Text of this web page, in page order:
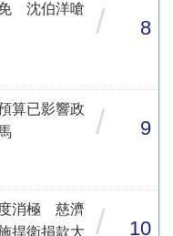
免 沈伯洋嗆
/ 8
算已影響政
/ 9
度消極 慈濟
捍衛捐款大
/ 10